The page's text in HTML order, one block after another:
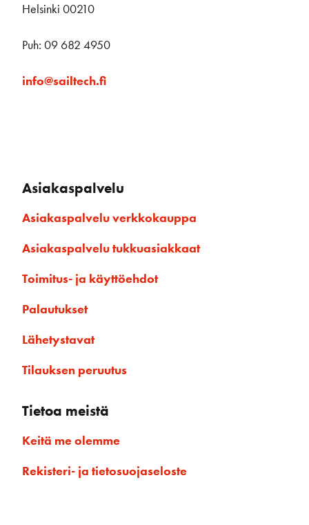
Helsinki 00210
Puh: 09 682 4950
info@sailtech.fi
Asiakaspalvelu
Asiakaspalvelu verkkokauppa
Asiakaspalvelu tukkuasiakkaat
Toimitus- ja käyttöehdot
Palautukset
Lähetystavat
Tilauksen peruutus
Tietoa meistä
Keitä me olemme
Rekisteri- ja tietosuojaseloste